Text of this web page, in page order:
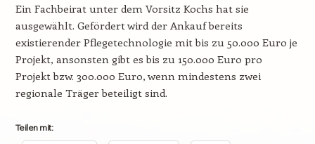
Ein Fachbeirat unter dem Vorsitz Kochs hat sie
ausgewählt. Gefördert wird der Ankauf bereits
existierender Pflegetechnologie mit bis zu 50.000 Euro je
Projekt, ansonsten gibt es bis zu 150.000 Euro pro
Projekt bzw. 300.000 Euro, wenn mindestens zwei
regionale Träger beteiligt sind.
Teilen mit: